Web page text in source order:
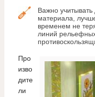
Важно учитывать
материала,
временем не
линий
Про
изво
дите
ли